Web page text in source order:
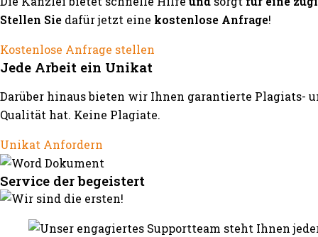
Stellen Sie dafür jetzt eine kostenlose Anfrage!
Kostenlose Anfrage stellen
Jede Arbeit ein Unikat
Darüber hinaus bieten wir Ihnen garantierte Plagiats-
Qualität hat. Keine Plagiate.
Unikat Anfordern
Service der begeistert